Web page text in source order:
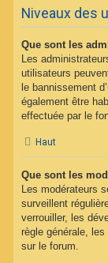
Niveaux des
Que sont les
Les
utilisateurs
le bannissement
également être
effectuée par le
Haut
Que sont les
Les modérateurs
surveillent
verrouiller, les
règle générale,
sur le forum.